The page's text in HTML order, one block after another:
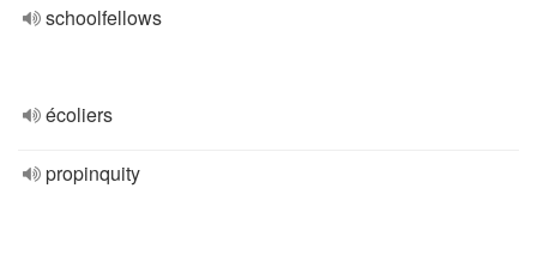
schoolfellows
écoliers
propinquity